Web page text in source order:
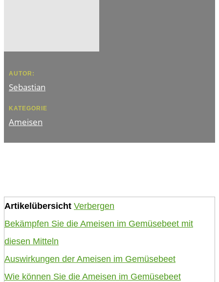
AUTOR:
Sebastian
KATEGORIE
Ameisen
Artikelübersicht Verbergen
Bekämpfen Sie die Ameisen im Gemüsebeet mit
diesen Mitteln
Auswirkungen der Ameisen im Gemüsebeet
Wie können Sie die Ameisen im Gemüsebeet